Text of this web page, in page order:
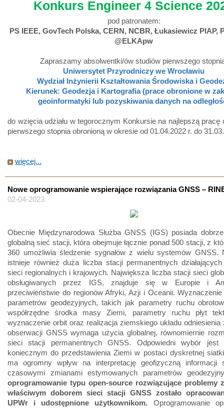
Konkurs Engineer 4 Science
pod patronatem:
PS IEEE, GovTech Polska, CERN, NCBR, Łukasiewicz PIAP,
@ELKApw
Zapraszamy absolwentki/ów studiów pierwszego
Uniwersytet Przyrodniczy we Wrocławiu
Wydział Inżynierii Kształtowania Środowiska i
Kierunek: Geodezja i Kartografia (prace obronione w
geoinformatyki lub pozyskiwania danych na
do wzięcia udziału w tegorocznym Konkursie na najlepszą pracę
pierwszego stopnia obronioną w okresie od 01.04.2022 r. do
więcej...
Nowe oprogramowanie wspierające rozwiązania GNSS –
02-04-2023
Obecnie Międzynarodowa Służba GNSS (IGS) posiada
globalną sieć stacji, która obejmuje łącznie ponad 500 stacji, z
360 umożliwia śledzenie sygnałów z wielu systemów GNSS.
istnieje również duża liczba stacji permanentnych
sieci regionalnych i krajowych. Największa liczba stacji sieci
obsługiwanych przez IGS, znajduje się w Europie i
przeciwieństwie do regionów Afryki, Azji i Oceanii. Wyznaczenie
parametrów geodezyjnych, takich jak parametry ruchu
współrzędne środka masy Ziemi, parametry ruchu płyt
wyznaczenie orbit oraz realizacja ziemskiego układu odniesienia
obserwacji GNSS wymaga użycia globalnej, równomiernie
sieci stacji permanentnych GNSS. Odpowiedni wybór jest
koniecznym do przedstawienia Ziemi w postaci dyskretnej
ma ogromny wpływ na interpretację geofizyczną informacji
czasowymi zmianami estymowanych parametrów
oprogramowanie typu open-source rozwiązujące problemy
właściwym doborem sieci stacji GNSS zostało
UPWr i udostępnione użytkownikom. Oprogramowanie